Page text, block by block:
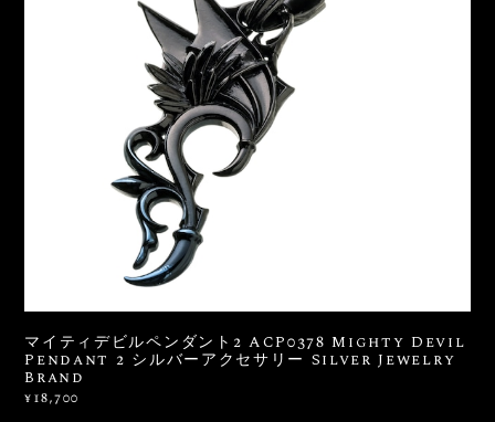
マイティデビルペンダント2 ACP0378 Mighty Devil
Pendant 2 シルバーアクセサリー Silver Jewelry
Brand
¥18,700